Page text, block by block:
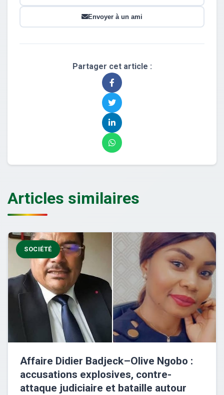
Envoyer à un ami
Partager cet article :
Articles similaires
SOCIÉTÉ
Affaire Didier Badjeck–Olive Ngobo :
accusations explosives, contre-
attaque judiciaire et bataille autour